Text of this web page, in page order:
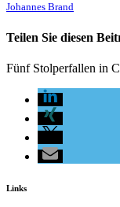
Johannes Brand
Teilen Sie diesen
Fünf Stolperfallen in
Links